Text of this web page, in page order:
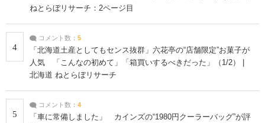
ねとらぼリサーチ：2ページ目
4
コメント数： 5
「北海道土産としてもセンス抜群」六花亭の“店舗限定”お菓子が
人気 「こんなの初めて」「箱買いするべきだった」（1/2） |
北海道 ねとらぼリサーチ
5
コメント数： 4
「車に常備しました」 カインズの“1980円クーラーバッグ”が評